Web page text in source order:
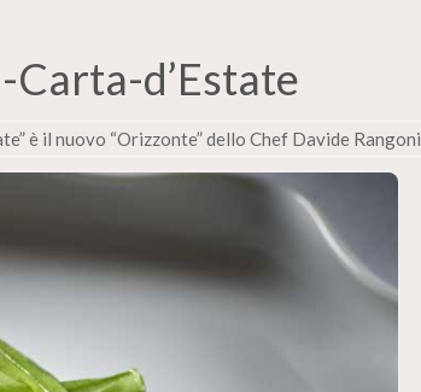
d’Estate
è il nuovo “Orizzonte” dello Chef Davide Rangoni